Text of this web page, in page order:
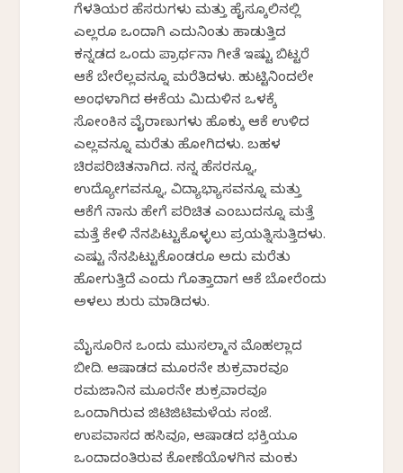
ಗೆಳತಿಯರ ಹೆಸರುಗಳು ಮತ್ತು ಹೈಸ್ಕೂಲಿನಲ್ಲಿ
ಎಲ್ಲರೂ ಒಂದಾಗಿ ಎದ್ದುನಿಂತು ಹಾಡುತ್ತಿದ್ದ
ಕನ್ನಡದ ಒಂದು ಪ್ರಾರ್ಥನಾ ಗೀತೆ ಇಷ್ಟು ಬಿಟ್ಟರೆ
ಆಕೆ ಬೇರೆಲ್ಲವನ್ನೂ ಮರೆತಿದ್ದಳು. ಹುಟ್ಟಿನಿಂದಲೇ
ಅಂಧಳಾಗಿದ್ದ ಈಕೆಯ ಮಿದುಳಿನ ಒಳಕ್ಕೆ
ಸೋಂಕಿನ ವೈರಾಣುಗಳು ಹೊಕ್ಕು ಆಕೆ ಉಳಿದ
ಎಲ್ಲವನ್ನೂ ಮರೆತು ಹೋಗಿದ್ದಳು. ಬಹಳ
ಚಿರಪರಿಚಿತನಾಗಿದ್ದ. ನನ್ನ ಹೆಸರನ್ನೂ,
ಉದ್ಯೋಗವನ್ನೂ, ವಿದ್ಯಾಭ್ಯಾಸವನ್ನೂ ಮತ್ತು
ಆಕೆಗೆ ನಾನು ಹೇಗೆ ಪರಿಚಿತ ಎಂಬುದನ್ನೂ ಮತ್ತೆ
ಮತ್ತೆ ಕೇಳಿ ನೆನಪಿಟ್ಟುಕೊಳ್ಳಲು ಪ್ರಯತ್ನಿಸುತ್ತಿದ್ದಳು.
ಎಷ್ಟು ನೆನಪಿಟ್ಟುಕೊಂಡರೂ ಅದು ಮರೆತು
ಹೋಗುತ್ತಿದೆ ಎಂದು ಗೊತ್ತಾದಾಗ ಆಕೆ ಬೋರೆಂದು
ಅಳಲು ಶುರು ಮಾಡಿದ್ದಳು.
ಮೈಸೂರಿನ ಒಂದು ಮುಸಲ್ಮಾನ ಮೊಹಲ್ಲಾದ
ಬೀದಿ. ಆಷಾಡದ ಮೂರನೇ ಶುಕ್ರವಾರವೂ
ರಮಜಾನಿನ ಮೂರನೇ ಶುಕ್ರವಾರವೂ
ಒಂದಾಗಿರುವ ಜಿಟಿಜಿಟಿಮಳೆಯ ಸಂಜೆ.
ಉಪವಾಸದ ಹಸಿವೂ, ಆಷಾಡದ ಭಕ್ತಿಯೂ
ಒಂದಾದಂತಿರುವ ಕೋಣೆಯೊಳಗಿನ ಮಂಕು